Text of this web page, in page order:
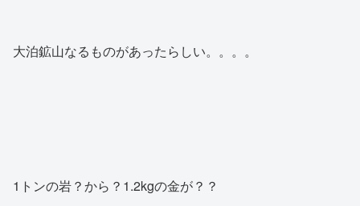
大泊鉱山なるものがあったらしい。。。。
1トンの岩？から？1.2kgの金が？？